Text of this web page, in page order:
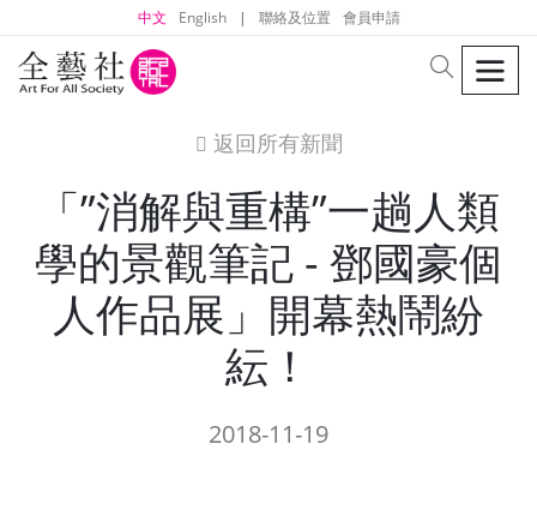
中文 English | 聯絡及位置 會員申請
search
icon
返回所有新聞
「”消解與重構”一趟人類
學的景觀筆記 - 鄧國豪個
人作品展」開幕熱鬧紛
紜！
2018-11-19